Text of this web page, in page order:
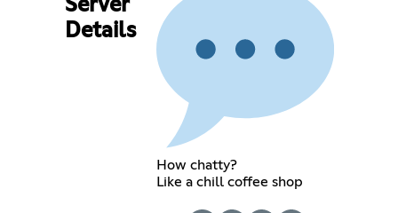
Server
Details
How chatty?
Like a chill coffee shop